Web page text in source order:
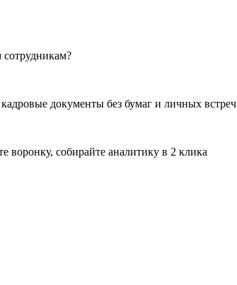
документы без бумаг и личных встреч
воронку, собирайте аналитику в 2 клика